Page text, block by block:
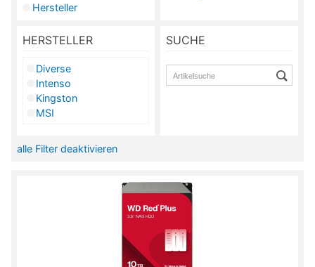
Hersteller
HERSTELLER
Diverse
Intenso
Kingston
MSI
SanDisk
Seagate
SUCHE
alle Filter deaktivieren